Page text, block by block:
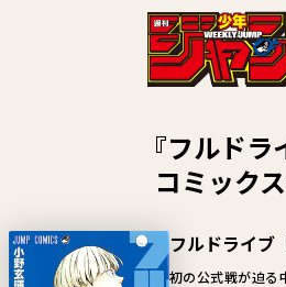
編集部からのお知ら
連載作品
『フルドラ
コミック
フルドライブ
初の公式戦が迫る